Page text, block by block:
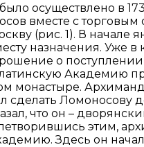
осуществлено в
вместе с торговым
(рис. 1). В начале
назначения. Уже в
о поступлении
Академию
монастыре.
сделать Ломоносову
что он –
этим,
Здесь он